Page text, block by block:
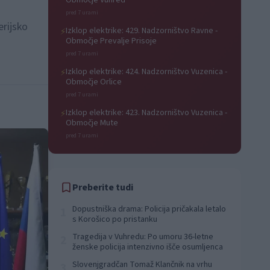
pred 7 urami
⚡Izklop elektrike: 429. Nadzorništvo Ravne -
Območje Prevalje Prisoje
pred 7 urami
⚡Izklop elektrike: 424. Nadzorništvo Vuzenica -
Območje Orlice
pred 7 urami
⚡Izklop elektrike: 423. Nadzorništvo Vuzenica -
Območje Mute
pred 7 urami
Preberite tudi
Dopustniška drama: Policija pričakala letalo
s Korošico po pristanku
Tragedija v Vuhredu: Po umoru 36-letne
ženske policija intenzivno išče osumljenca
Slovenjgradčan Tomaž Klančnik na vrhu